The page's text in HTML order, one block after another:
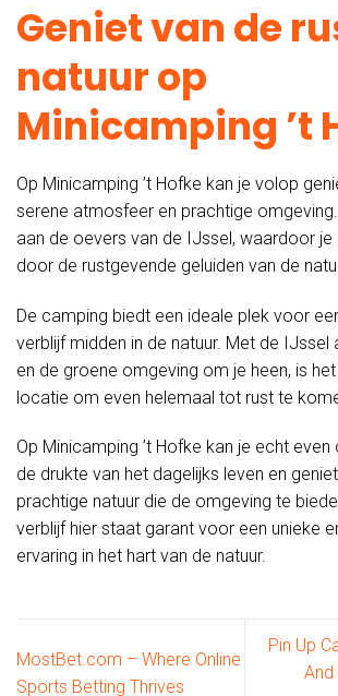
Geniet van de
natuur op
Minicamping ’t
Op Minicamping ’t Hofke kan je volop
serene atmosfeer en prachtige
aan de oevers van de IJssel, waardoor
door de rustgevende geluiden van de
De camping biedt een ideale plek voor
verblijf midden in de natuur. Met de IJssel
en de groene omgeving om je heen, is
locatie om even helemaal tot rust te
Op Minicamping ’t Hofke kan je echt
de drukte van het dagelijks leven en
prachtige natuur die de omgeving te
verblijf hier staat garant voor een unieke
ervaring in het hart van de natuur.
MostBet.com – Where Online
Sports Betting Thrives
Pin Up